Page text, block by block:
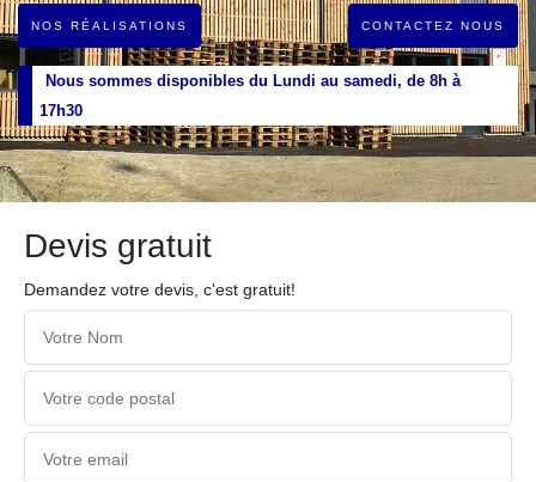
NOS RÉALISATIONS CONTACTEZ NOUS
Nous sommes disponibles du Lundi au samedi, de 8h à
17h30
Devis gratuit
Demandez votre devis, c'est gratuit!